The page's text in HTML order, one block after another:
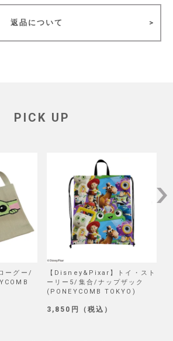
返品について
PICK UP
ーグー/
【Disney&Pixar】トイ・スト
ーリー5/集合/ナップザック
(PONEYCOMB TOKYO)
3,850円（税込）